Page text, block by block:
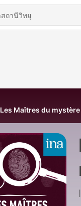
Les Maîtres du mystère